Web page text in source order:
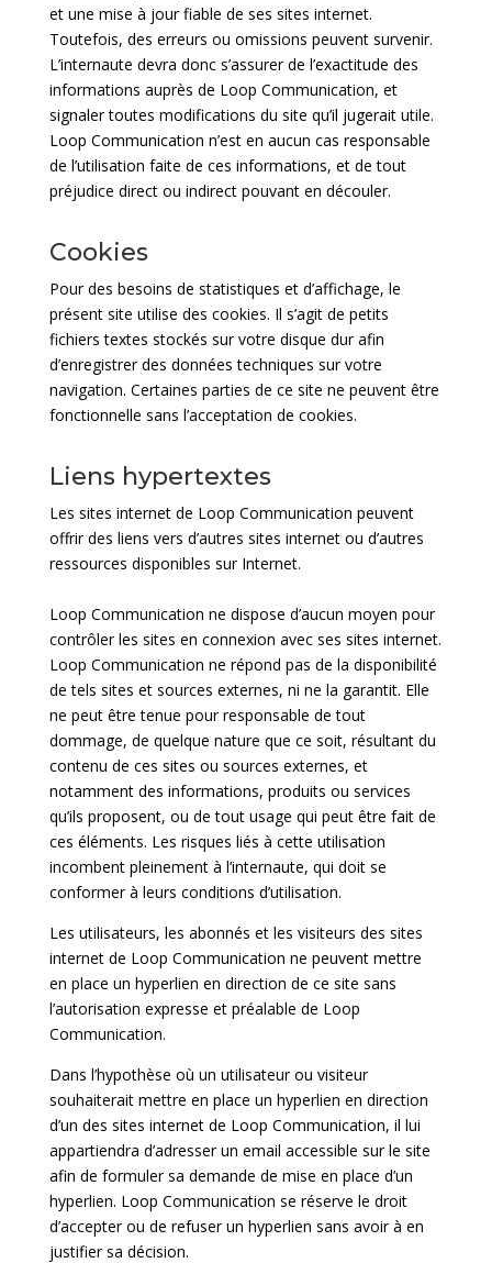
et une mise à jour fiable de ses sites internet.
Toutefois, des erreurs ou omissions peuvent survenir.
L’internaute devra donc s’assurer de l’exactitude des
informations auprès de Loop Communication, et
signaler toutes modifications du site qu’il jugerait utile.
Loop Communication n’est en aucun cas responsable
de l’utilisation faite de ces informations, et de tout
préjudice direct ou indirect pouvant en découler.
Cookies
Pour des besoins de statistiques et d’affichage, le
présent site utilise des cookies. Il s’agit de petits
fichiers textes stockés sur votre disque dur afin
d’enregistrer des données techniques sur votre
navigation. Certaines parties de ce site ne peuvent être
fonctionnelle sans l’acceptation de cookies.
Liens hypertextes
Les sites internet de Loop Communication peuvent
offrir des liens vers d’autres sites internet ou d’autres
ressources disponibles sur Internet.
Loop Communication ne dispose d’aucun moyen pour
contrôler les sites en connexion avec ses sites internet.
Loop Communication ne répond pas de la disponibilité
de tels sites et sources externes, ni ne la garantit. Elle
ne peut être tenue pour responsable de tout
dommage, de quelque nature que ce soit, résultant du
contenu de ces sites ou sources externes, et
notamment des informations, produits ou services
qu’ils proposent, ou de tout usage qui peut être fait de
ces éléments. Les risques liés à cette utilisation
incombent pleinement à l’internaute, qui doit se
conformer à leurs conditions d’utilisation.
Les utilisateurs, les abonnés et les visiteurs des sites
internet de Loop Communication ne peuvent mettre
en place un hyperlien en direction de ce site sans
l’autorisation expresse et préalable de Loop
Communication.
Dans l’hypothèse où un utilisateur ou visiteur
souhaiterait mettre en place un hyperlien en direction
d’un des sites internet de Loop Communication, il lui
appartiendra d’adresser un email accessible sur le site
afin de formuler sa demande de mise en place d’un
hyperlien. Loop Communication se réserve le droit
d’accepter ou de refuser un hyperlien sans avoir à en
justifier sa décision.